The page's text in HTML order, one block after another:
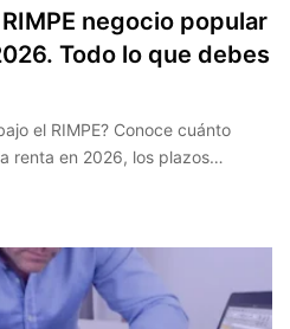
negocio popular
Todo lo que debes
el RIMPE? Conoce cuánto
renta en 2026, los plazos…